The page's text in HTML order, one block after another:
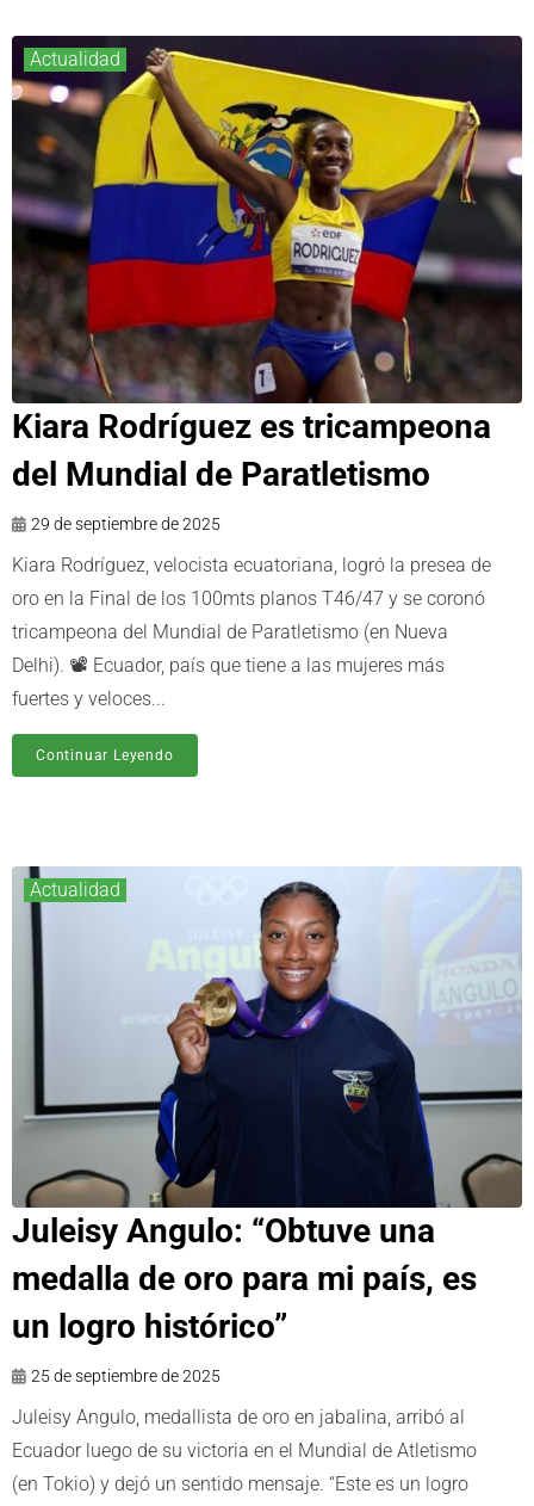
Actualidad
Kiara Rodríguez es tricampeona
del Mundial de Paratletismo
29 de septiembre de 2025
Kiara Rodríguez, velocista ecuatoriana, logró la presea de
oro en la Final de los 100mts planos T46/47 y se coronó
tricampeona del Mundial de Paratletismo (en Nueva
Delhi). 📽️ Ecuador, país que tiene a las mujeres más
fuertes y veloces...
Continuar Leyendo
Actualidad
Juleisy Angulo: “Obtuve una
medalla de oro para mi país, es
un logro histórico”
25 de septiembre de 2025
Juleisy Angulo, medallista de oro en jabalina, arribó al
Ecuador luego de su victoria en el Mundial de Atletismo
(en Tokio) y dejó un sentido mensaje. “Este es un logro